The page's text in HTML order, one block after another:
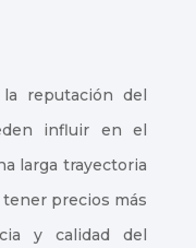
reputación del
influir en el
larga trayectoria
precios más
y calidad del